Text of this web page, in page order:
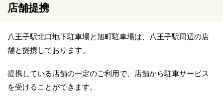
店舗提携
八王子駅北口地下駐車場と旭町駐車場は、八王子駅周辺の店
舗と提携しております。
提携している店舗の一定のご利用で、店舗から駐車サービス
を受けることができます。